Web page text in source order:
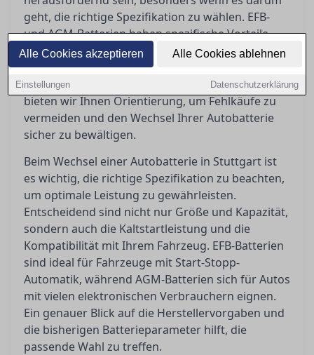
Alle Cookies akzeptieren Alle Cookies ablehnen
Einstellungen Datenschutzerklärung
geht, die richtige Spezifikation zu wählen. EFB-
und AGM-Batterien haben spezifische Vorteile
und es ist entscheidend zu wissen, wann man
selbst Hand anlegen kann oder doch eine
Werkstatt aufsuchen sollte. In diesem Artikel
bieten wir Ihnen Orientierung, um Fehlkäufe zu
vermeiden und den Wechsel Ihrer Autobatterie
sicher zu bewältigen.
Beim Wechsel einer Autobatterie in Stuttgart ist
es wichtig, die richtige Spezifikation zu beachten,
um optimale Leistung zu gewährleisten.
Entscheidend sind nicht nur Größe und Kapazität,
sondern auch die Kaltstartleistung und die
Kompatibilität mit Ihrem Fahrzeug. EFB-Batterien
sind ideal für Fahrzeuge mit Start-Stopp-
Automatik, während AGM-Batterien sich für Autos
mit vielen elektronischen Verbrauchern eignen.
Ein genauer Blick auf die Herstellervorgaben und
die bisherigen Batterieparameter hilft, die
passende Wahl zu treffen.